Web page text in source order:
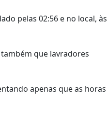
pelas 02:56 e no local, às
que lavradores
apenas que as horas